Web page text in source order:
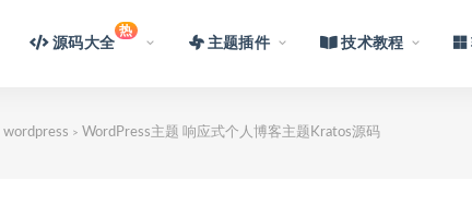
源码大全
热
主题插件 技术教程
wordpress > WordPress主题 响应式个人博客主题Kratos源码